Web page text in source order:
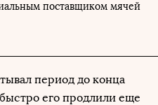
поставщиком мячей
период до конца
его продлили еще